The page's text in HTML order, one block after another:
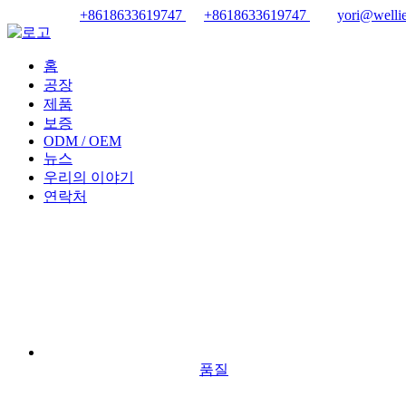
+8618633619747 +8618633619747
홈
공장
제품
보증
ODM / OEM
뉴스
우리의 이야기
연락처
품질